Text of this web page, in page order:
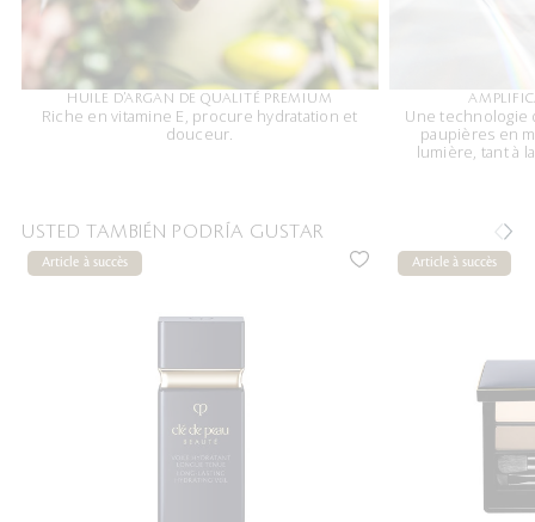
HUILE D’ARGAN DE QUALITÉ PREMIUM
Riche en vitamine E, procure hydratation et
douceur.
Une technologie
paupières en
lumière, tant à
USTED TAMBIÉN PODRÍA GUSTAR
Article à succès Article à succès